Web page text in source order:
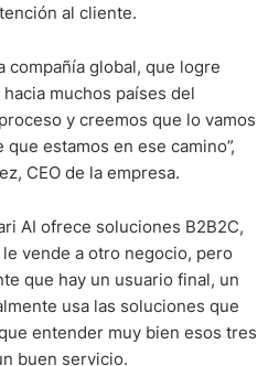
al cliente.
compañía global, que logre
muchos países del
y creemos que lo vamos
estamos en ese camino”,
CEO de la empresa.
AI ofrece soluciones B2B2C,
vende a otro negocio, pero
que hay un usuario final, un
usa las soluciones que
entender muy bien esos tres
buen servicio.